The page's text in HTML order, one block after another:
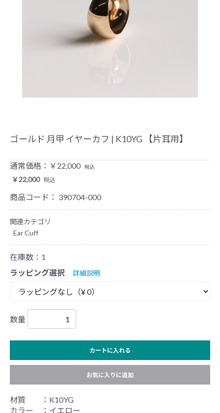
ゴールド 月甲 イヤーカフ | K10YG 【片耳用】
通常価格：￥22,000 税込
￥22,000 税込
商品コード： 390704-000
関連カテゴリ
Ear Cuff
在庫数：1
ラッピング選択
詳細説明
数量
カートに入れる
お気に入りに追加
材質 ：K10YG
カラー ：イエロー